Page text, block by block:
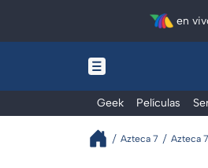
en
Geek Películas
Azteca 7 Azteca